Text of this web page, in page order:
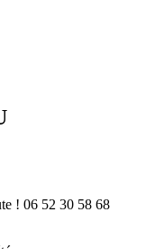
! 06 52 30 58 68